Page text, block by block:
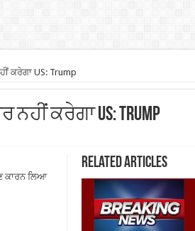
ਕਰੇਗਾ US: Trump
ਨਹੀਂ ਕਰੇਗਾ US: Trump
Related Articles
ਕਾਰਨ ਲਿਆ